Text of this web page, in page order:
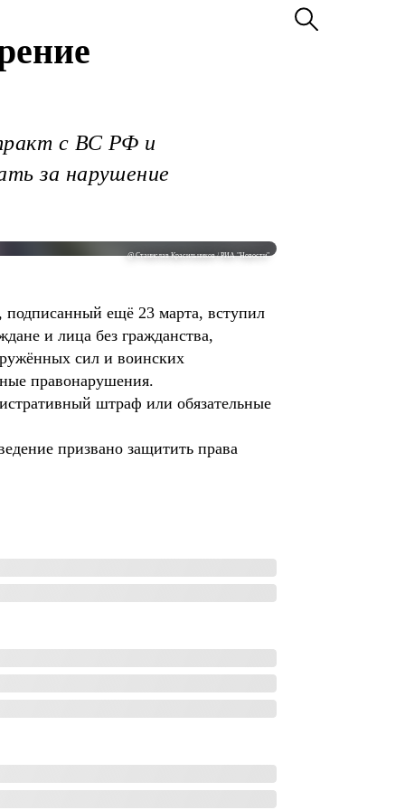
с ВС РФ и
за нарушение
@ Станислав Красильников / РИА "Новости"
ещё 23 марта, вступил
и лица без гражданства,
сил и воинских
правонарушения.
штраф или обязательные
призвано защитить права